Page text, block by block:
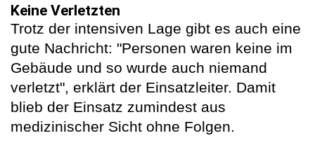
Keine Verletzten
Trotz der intensiven Lage gibt es auch eine
gute Nachricht: "Personen waren keine im
Gebäude und so wurde auch niemand
verletzt", erklärt der Einsatzleiter. Damit
blieb der Einsatz zumindest aus
medizinischer Sicht ohne Folgen.